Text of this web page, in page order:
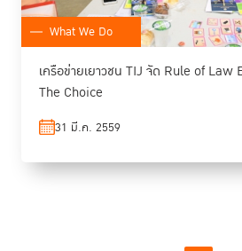
What We Do
เครือข่ายเยาวชน TIJ จัด Rule of Law
The Choice
31 มี.ค. 2559